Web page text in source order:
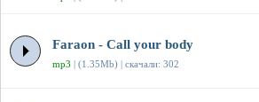
Faraon - Call your body
mp3 | (1.35Mb) | скачали: 302